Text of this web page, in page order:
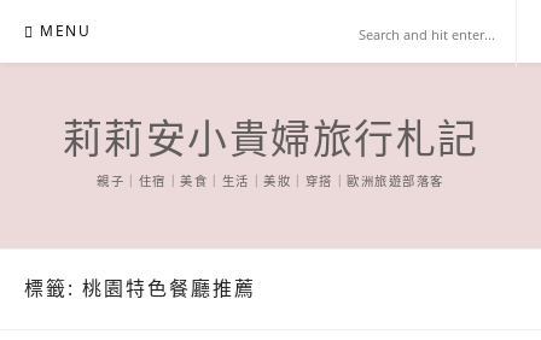
content
MENU
莉莉安小貴婦旅行札記
親子｜住宿｜美食｜生活｜美妝｜穿搭｜歐洲旅遊部落客
標籤: 桃園特色餐廳推薦